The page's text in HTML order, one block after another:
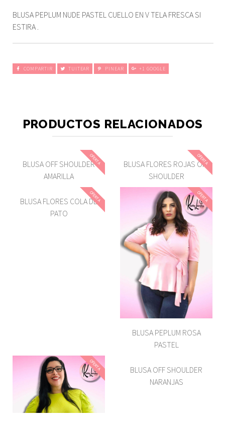
BLUSA PEPLUM NUDE PASTEL CUELLO EN V TELA FRESCA SI
ESTIRA .
COMPARTIR TUITEAR PINEAR +1 GOOGLE
PRODUCTOS RELACIONADOS
OFERTA
BLUSA OFF SHOULDER
AMARILLA
OFERTA
BLUSA FLORES ROJAS OFF
SHOULDER
OFERTA
BLUSA FLORES COLA DE
PATO
OFERTA
BLUSA PEPLUM ROSA
PASTEL
OFERTA
BLUSA OFF SHOULDER
NARANJAS